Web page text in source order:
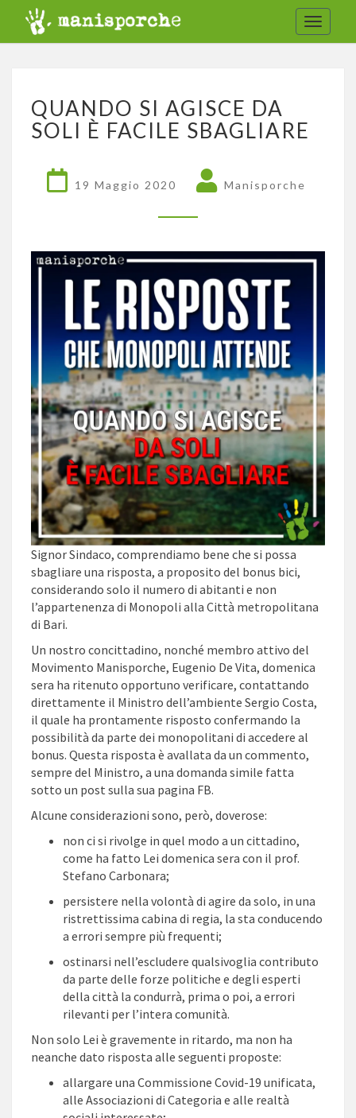
Toggle
SI
AGISCE
DA
FACILE
QUANDO SI AGISCE DA
SOLI È FACILE SBAGLIARE
19 Maggio 2020 Manisporche
Signor Sindaco, comprendiamo bene che si possa
sbagliare una risposta, a proposito del bonus bici,
considerando solo il numero di abitanti e non
l’appartenenza di Monopoli alla Città metropolitana
di Bari.
Un nostro concittadino, nonché membro attivo del
Movimento Manisporche, Eugenio De Vita, domenica
sera ha ritenuto opportuno verificare, contattando
direttamente il Ministro dell’ambiente Sergio Costa,
il quale ha prontamente risposto confermando la
possibilità da parte dei monopolitani di accedere al
bonus. Questa risposta è avallata da un commento,
sempre del Ministro, a una domanda simile fatta
sotto un post sulla sua pagina FB.
Alcune considerazioni sono, però, doverose:
non ci si rivolge in quel modo a un cittadino,
come ha fatto Lei domenica sera con il prof.
Stefano Carbonara;
persistere nella volontà di agire da solo, in una
ristrettissima cabina di regia, la sta conducendo
a errori sempre più frequenti;
ostinarsi nell’escludere qualsivoglia contributo
da parte delle forze politiche e degli esperti
della città la condurrà, prima o poi, a errori
rilevanti per l’intera comunità.
Non solo Lei è gravemente in ritardo, ma non ha
neanche dato risposta alle seguenti proposte:
allargare una Commissione Covid-19 unificata,
alle Associazioni di Categoria e alle realtà